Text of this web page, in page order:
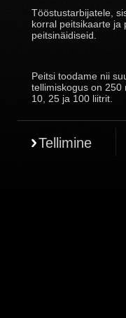
Tööstustarbijatele,
korral peitsikaarte ja
peitsinäidiseid.
Peitsi toodame nii
tellimiskogus on 250
10, 25 ja 100 liitrit.
Tellimine